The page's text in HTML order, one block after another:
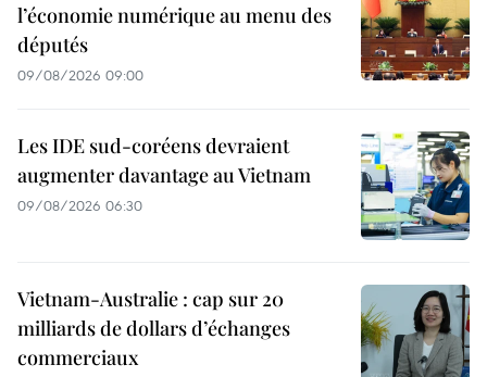
l’économie numérique au menu des
députés
09/08/2026 09:00
Les IDE sud-coréens devraient
augmenter davantage au Vietnam
09/08/2026 06:30
Vietnam-Australie : cap sur 20
milliards de dollars d’échanges
commerciaux